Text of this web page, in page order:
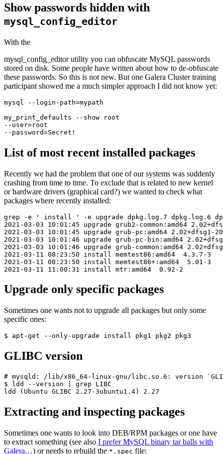
Show passwords hidden with
mysql_config_editor
With the
mysql_config_editor utility you can obfuscate MySQL passwords
stored on disk. Some people have written about how to de-obfuscate
these passwords. So this is not new. But one Galera Cluster training
participant showed me a much simpler approach I did not know yet:
mysql --login-path=mypath
my_print_defaults --show root
--user=root
List of most recent installed packages
Recently we had the problem that one of our systems was suddenly
crashing from time to time. To exclude that is related to new kernel
or hardware drivers (graphical card?) we wanted to check what
packages where recently installed:
grep -e ' install ' -e upgrade dpkg.log.7 dpkg.log.6
2021-03-03 10:01:45 upgrade grub2-common:amd64
2021-03-03 10:01:45 upgrade grub-pc:amd64 2.02+dfsg1-
2021-03-03 10:01:46 upgrade grub-pc-bin:amd64
2021-03-03 10:01:46 upgrade grub-common:amd64
2021-03-11 08:23:50 install memtest86:amd64  4.3.7-3
2021-03-11 08:23:50 install memtest86+:amd64  5.01-3
Upgrade only specific packages
Sometimes one wants not to upgrade all packages but only some
specific ones:
GLIBC version
# mysqld: /lib/x86_64-linux-gnu/libc.so.6: version
$ ldd --version | grep LIBC
Extracting and inspecting packages
Sometimes one wants to look into DEB/RPM packages or one have
to extract something (see also I prefer MySQL binary tar balls with
Galera…) or needs to rebuild the *.spec file: